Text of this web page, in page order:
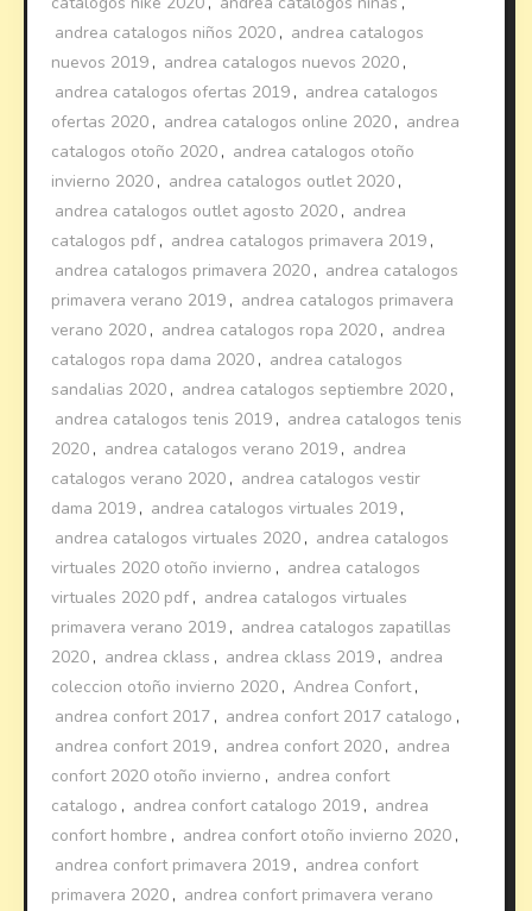
andrea catalogos niños 2020 , andrea catalogos
nuevos 2019 , andrea catalogos nuevos 2020 ,
andrea catalogos ofertas 2019 , andrea catalogos
ofertas 2020 , andrea catalogos online 2020 , andrea
catalogos otoño 2020 , andrea catalogos otoño
invierno 2020 , andrea catalogos outlet 2020 ,
andrea catalogos outlet agosto 2020 , andrea
catalogos pdf , andrea catalogos primavera 2019 ,
andrea catalogos primavera 2020 , andrea catalogos
primavera verano 2019 , andrea catalogos primavera
verano 2020 , andrea catalogos ropa 2020 , andrea
catalogos ropa dama 2020 , andrea catalogos
sandalias 2020 , andrea catalogos septiembre 2020 ,
andrea catalogos tenis 2019 , andrea catalogos tenis
2020 , andrea catalogos verano 2019 , andrea
catalogos verano 2020 , andrea catalogos vestir
dama 2019 , andrea catalogos virtuales 2019 ,
andrea catalogos virtuales 2020 , andrea catalogos
virtuales 2020 otoño invierno , andrea catalogos
virtuales 2020 pdf , andrea catalogos virtuales
primavera verano 2019 , andrea catalogos zapatillas
2020 , andrea cklass , andrea cklass 2019 , andrea
coleccion otoño invierno 2020 , Andrea Confort,
andrea confort 2017 , andrea confort 2017 catalogo ,
andrea confort 2019 , andrea confort 2020 , andrea
confort 2020 otoño invierno , andrea confort
catalogo , andrea confort catalogo 2019 , andrea
confort hombre , andrea confort otoño invierno 2020 ,
andrea confort primavera 2019 , andrea confort
primavera 2020 , andrea confort primavera verano